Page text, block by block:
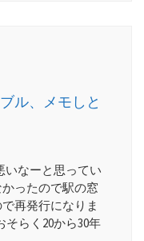
ル、メモしと
いなーと思ってい
ったので駅の窓
再発行になりま
そらく20から30年